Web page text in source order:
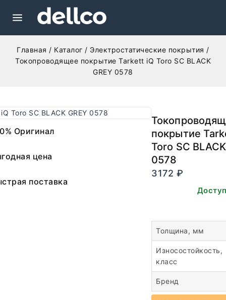
Главная / Каталог / Электростатические покрытия /
Токопроводящее покрытие Tarkett iQ Toro SC BLACK
GREY 0578
Оригинал
цена
поставка
покрытие
Toro SC
0578
3172 ₽
В наличии.
Толщина, мм
Износостойкость,
класс
Бренд